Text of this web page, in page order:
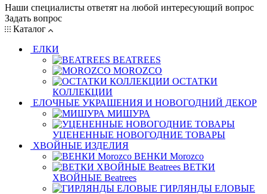
Наши специалисты ответят на любой интересующий вопрос
Задать вопрос
Каталог
ЕЛКИ
BEATREES
MOROZCO
ОСТАТКИ
КОЛЛЕКЦИИ
ЕЛОЧНЫЕ УКРАШЕНИЯ И НОВОГОДНИЙ ДЕКОР
МИШУРА
УЦЕНЕННЫЕ НОВОГОДНИЕ ТОВАРЫ
ХВОЙНЫЕ ИЗДЕЛИЯ
ВЕНКИ Morozco
ВЕТКИ
ХВОЙНЫЕ Beatrees
ГИРЛЯНДЫ ЕЛОВЫЕ